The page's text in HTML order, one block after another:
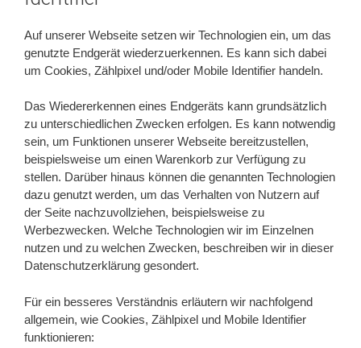
Auf unserer Webseite setzen wir Technologien ein, um das
genutzte Endgerät wiederzuerkennen. Es kann sich dabei
um Cookies, Zählpixel und/oder Mobile Identifier handeln.
Das Wiedererkennen eines Endgeräts kann grundsätzlich
zu unterschiedlichen Zwecken erfolgen. Es kann notwendig
sein, um Funktionen unserer Webseite bereitzustellen,
beispielsweise um einen Warenkorb zur Verfügung zu
stellen. Darüber hinaus können die genannten Technologien
dazu genutzt werden, um das Verhalten von Nutzern auf
der Seite nachzuvollziehen, beispielsweise zu
Werbezwecken. Welche Technologien wir im Einzelnen
nutzen und zu welchen Zwecken, beschreiben wir in dieser
Datenschutzerklärung gesondert.
Für ein besseres Verständnis erläutern wir nachfolgend
allgemein, wie Cookies, Zählpixel und Mobile Identifier
funktionieren: